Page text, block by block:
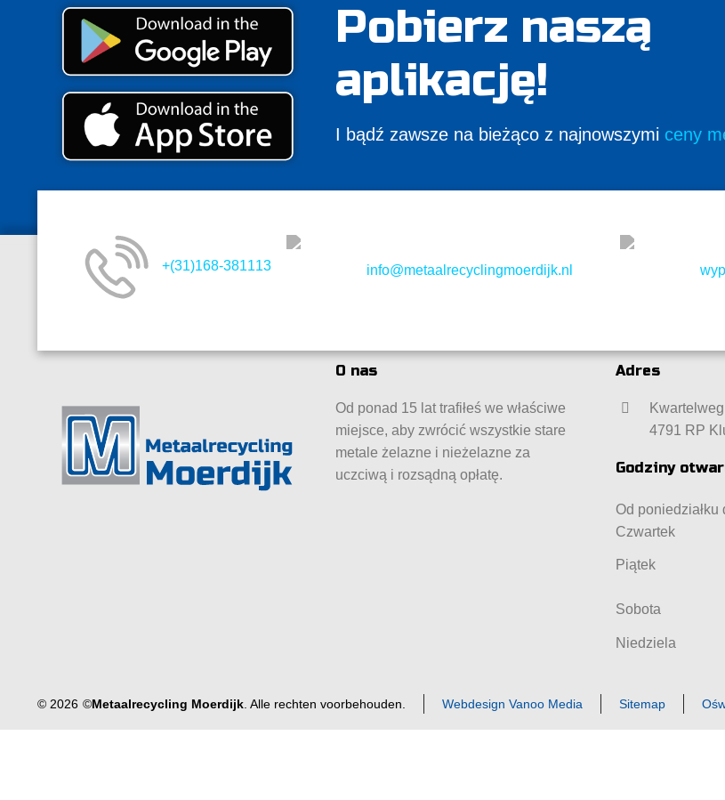
Pobierz naszą
aplikację!
I bądź zawsze na bieżąco z najnowszymi ceny
+(31)168-381113 info@metaalrecyclingmoerdijk.nl
O nas
Od ponad 15 lat trafiłeś we właściwe
miejsce, aby zwrócić wszystkie stare
metale żelazne i nieżelazne za
uczciwą i rozsądną opłatę.
Adres
4791 RP
Godziny
Od poniedziałku
Czwartek
Piątek
Sobota
Niedziela
© 2026 ©Metaalrecycling Moerdijk. Alle rechten voorbehouden. Webdesign Vanoo Media Sitemap